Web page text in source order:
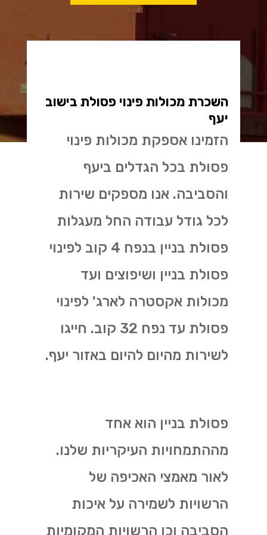
השכרת מכולות פינוי פסולת בישוב
יעף
הזמינו אספקת מכולות פינוי
פסולת בכל הגדלים ביעף
והסביבה. אנו מספקים שירות
לכל גודל עבודה החל מעגלות
פסולת בניין בנפח 4 קוב לפינוי
פסולת בניין ושיפוצים ועד
מכולות אקסטרה לארג' לפינוי
פסולת עד נפח 32 קוב. חייגו
לשירות מהיום להיום באזור יעף.
פסולת בניין הוא אחד
מההתמחויות העיקריות שלנו.
לאור מאמצי האכיפה של
הרשויות לשמירה על איכות
הסביבה וכן הרשויות המקומיות